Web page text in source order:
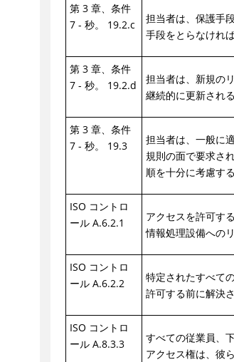
第 3 章、条件
7 - 秒。 19.2.c
担当者は、保護手
手段をとらなけれ
第 3 章、条件
7 - 秒。 19.2.d
担当者は、新規の
継続的に更新され
第 3 章、条件
7 - 秒。 19.3
担当者は、一般に
規則の面で要求さ
順を十分に考慮す
ISO コントロ
ール A.6.2.1
アクセスを許可す
情報処理設備への
ISO コントロ
ール A.6.2.2
特定されたすべて
許可する前に解決
ISO コントロ
ール A.8.3.3
すべての従業員、
アクセス権は、彼